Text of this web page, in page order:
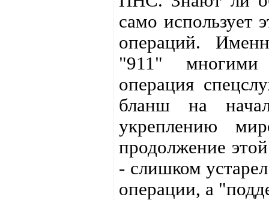
само использует
операций.
"911" многими
операция
бланш на
укреплению
продолжение
- слишком
операции, а